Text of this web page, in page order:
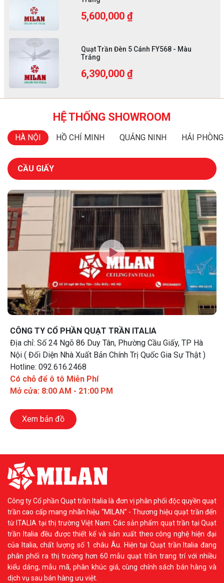
5,600,000 ₫
Quạt Trần Đèn 5 Cánh FY568 - Màu
Trắng
6,390,000 ₫
HỆ THỐNG SHOWROOM
HÀ NỘI HỒ CHÍ MINH QUẢNG NINH HẢI PHÒNG
CẦU GIẤY
CÔNG TY CỔ PHẦN QUẠT TRẦN ITALIA
Địa chỉ: Số 24 Ngõ 86 Duy Tân, Phường Cầu Giấy, TP Hà
Nội ( Đối Diện Nhà Xuất Bản Chính Trị Quốc Gia Sự Thật )
Hotline: 092.616.2468
Có chỗ để ô tô Miễn Phí
Mở cửa: 8:00 AM - 21:00 PM
Xem bản đồ
Công ty Cổ phần Quạt trần Italia là đơn vị phân phối độc quyền quạt
trần cao cấp mang nhãn hiệu “MILAN” - Thương hiệu quạt trần đến
từ ITALIA tại thị trường Việt Nam. Các sản phẩm quạt trần tại Quạt
trần Italia đều được thiết kế và sản xuất theo công nghệ hiện đại
của Italia, chất lượng số 1 châu Âu. Hiện tại Quạt trần Italia đang
phân phối ra thị trường hơn 60 mẫu quạt trần trang trí với nhiều
kiểu dáng, mẫu mã, phân khúc giá, cùng chính sách bán hàng và
dịch vụ sau bán hàng ưu việt.